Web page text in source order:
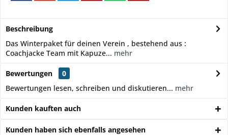
Beschreibung
Das Winterpaket für deinen Verein , bestehend aus :
Coachjacke Team mit Kapuze... mehr
Bewertungen
0
Bewertungen lesen, schreiben und diskutieren... mehr
Kunden kauften auch
Kunden haben sich ebenfalls angesehen